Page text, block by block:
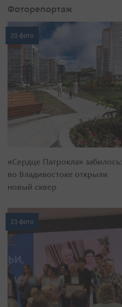
Фоторепортаж
20 фото
«Сердце Патрокла» забилось:
во Владивостоке открыли
новый сквер
23 фото